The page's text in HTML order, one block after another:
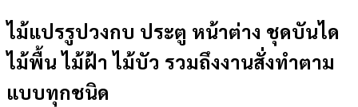
Skip
content
ไม้แปรรูปวงกบ ประตู หน้าต่าง ชุดบันได
ไม้พื้น ไม้ฝ้า ไม้บัว รวมถึงงานสั่งทำตาม
แบบทุกชนิด